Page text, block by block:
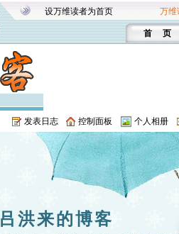
设万维读者为首页 万维
首 页
发表日志 控制面板 个人相册
吕洪来的博客